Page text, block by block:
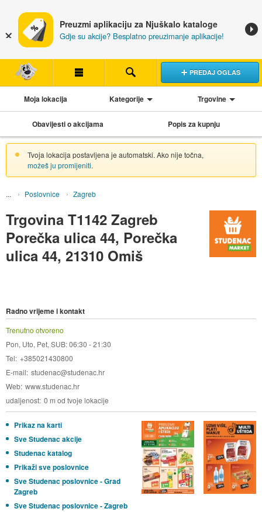
Preuzmi aplikaciju za Njuškalo kataloge
Gdje su akcije? Besplatno preuzimanje aplikacije!
PREDAJ OGLAS
Moja lokacija Kategorije Trgovine
Obavijesti o akcijama Popis za kupnju
Tvoja lokacija postavljena je automatski. Ako nije točna,
možeš ju promijeniti.
Poslovnice Zagreb
Trgovina T1142 Zagreb
Porečka ulica 44, Porečka
ulica 44, 21310 Omiš
Radno vrijeme i kontakt
Trenutno otvoreno
Pon, Uto, Pet, SUB: 06:30 - 21:30
Tel +385021430800
E-mail studenac@studenac.hr
Web www.studenac.hr
udaljenost 0 m od tvoje lokacije
Prikaz na karti
Sve Studenac akcije
Studenac katalog
Prikaži sve poslovnice
Sve Studenac poslovnice - Grad
Zagreb
Sve Studenac poslovnice - Zagreb